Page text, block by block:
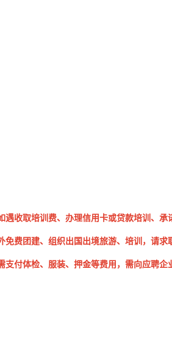
遇收取培训费、办理信用卡或贷款培训、
免费团建、组织出国出境旅游、培训，请
支付体检、服装、押金等费用，需向应聘企